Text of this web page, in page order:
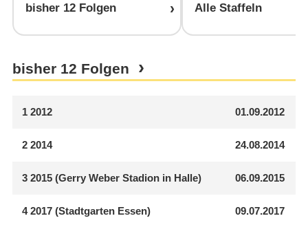
bisher 12 Folgen Alle Staffeln
bisher 12 Folgen
1 2012 01.09.2012
2 2014 24.08.2014
3 2015 (Gerry Weber Stadion in Halle) 06.09.2015
4 2017 (Stadtgarten Essen) 09.07.2017